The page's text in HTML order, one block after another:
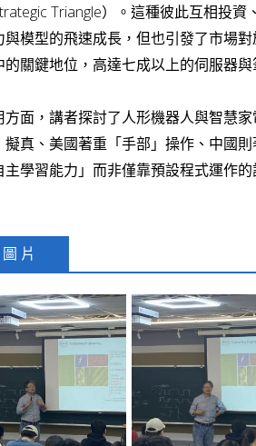
Triangle）。這種彼此互相投
與模型的飛速成長，但也引發了市場
關鍵地位，高達七成以上的伺服器
方面，講者探討了人形機器人與智慧
擬真、美國著重「手部」操作、中國
主學習能力」而非僅靠預設程式運作
片